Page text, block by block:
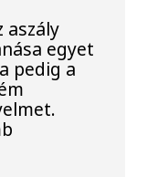
aszály
egyet
pedig a